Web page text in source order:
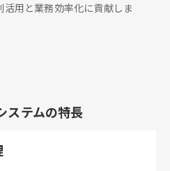
用と業務効率化に貢献しま
ステムの特長